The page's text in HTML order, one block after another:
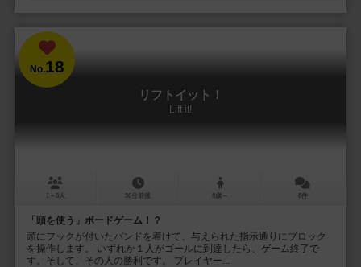
No.18
リフトイット！
Lift it!
1～8人 30分前後 8歳～ 8件
「頭を使う」ボードゲーム！？
頭にフックが付いたバンドを着けて、与えられた指示通りにブロック
を操作します。 いずれか１人がゴールに到達したら、ゲーム終了で
す。そして、その人の勝利です。 プレイヤー...